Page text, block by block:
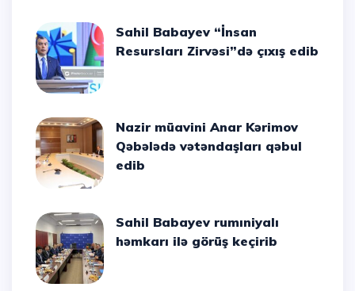
Sahil Babayev “İnsan
Resursları Zirvəsi”də çıxış edib
Nazir müavini Anar Kərimov
Qəbələdə vətəndaşları qəbul
edib
Sahil Babayev rumıniyalı
həmkarı ilə görüş keçirib